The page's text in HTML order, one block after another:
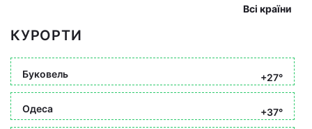
Всі країни
КУРОРТИ
Буковель +27°
Одеса +37°